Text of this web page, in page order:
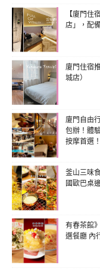
【廈門住
店」，配
廈門住宿
城店）
廈門自由
包辦！體
按摩首選！
釜山三味
國歐巴桌
有春茶館
選餐廳 內